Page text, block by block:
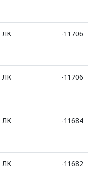
ЛК -11706
ЛК -11706
ЛК -11684
ЛК -11682